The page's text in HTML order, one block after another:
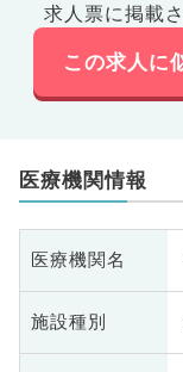
求人票に掲載
この求人に
医療機関情報
医療機関名
施設種別